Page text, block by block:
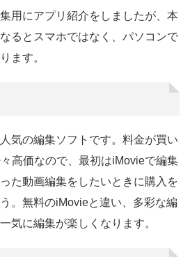
用にアプリ紹介をしましたが、本
るとスマホではなく、パソコンで
ます。
気の編集ソフトです。料金が買い
高価なので、最初はiMovieで編集
た動画編集をしたいときに購入を
。無料のiMovieと違い、多彩な編
気に編集が楽しくなります。